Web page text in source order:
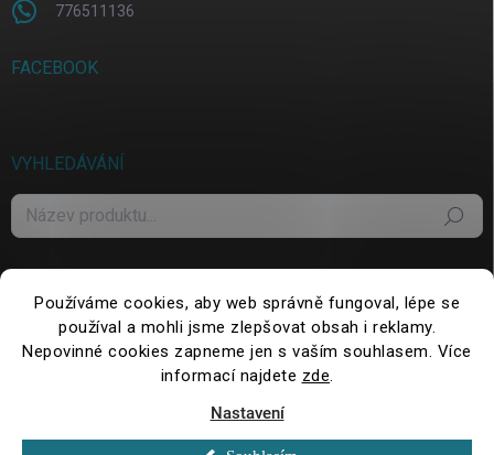
Používáme cookies, aby web správně fungoval, lépe se
používal a mohli jsme zlepšovat obsah i reklamy.
Nepovinné cookies zapneme jen s vaším souhlasem. Více
informací najdete zde.
Nastavení
776511136
FACEBOOK
VYHLEDÁVÁNÍ
Hledat
. Všechna práva vyhrazena.
cookies